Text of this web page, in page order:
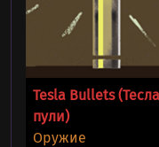
Tesla Bullets
пули)
Оружие